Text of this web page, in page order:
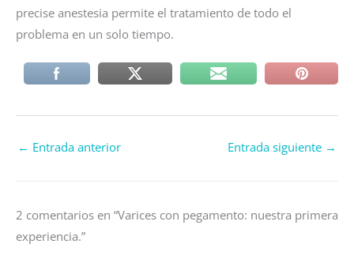
precise anestesia permite el tratamiento de todo el
problema en un solo tiempo.
← Entrada anterior Entrada siguiente →
2 comentarios en “Varices con pegamento: nuestra primera
experiencia.”